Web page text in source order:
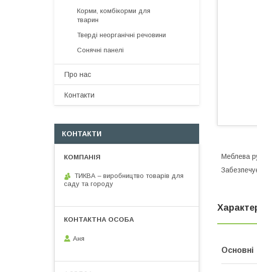
Меблева
Основні
Корми, комбікорми для
тварин
Тверді неорганічні речовини
Сонячні панелі
Про нас
Контакти
КОНТАКТИ
ТИКВА – виробництво товарів для
саду та городу
Аня